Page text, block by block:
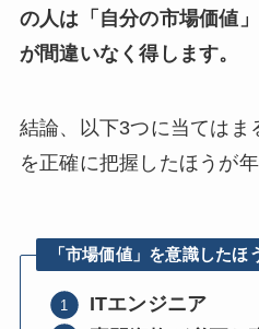
の人は「自分の市場価値
が間違いなく得します。
結論、以下3つに当てはま
を正確に把握したほうが
「市場価値」を意識したほ
ITエンジニア